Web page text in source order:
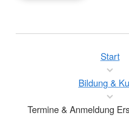
Start
Bildung &
Termine & Anmeldung